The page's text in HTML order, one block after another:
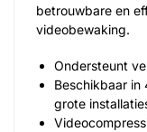
betrouwbare en
videobewaking.
Ondersteunt
Beschikbaar in
grote